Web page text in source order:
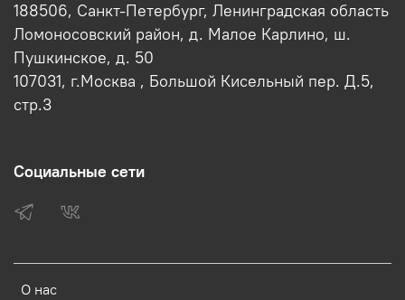
О нас
188506, Санкт-Петербург, Ленинградская область
Ломоносовский район, д. Малое Карлино, ш.
Пушкинское, д. 50
107031, г.Москва , Большой Кисельный пер. Д.5,
стр.3
Социальные сети